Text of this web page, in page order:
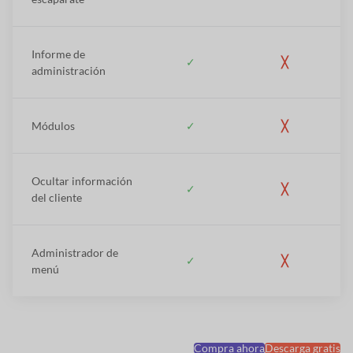
Informe de
administración
✓ ╳
Módulos ✓ ╳
Ocultar información
del cliente
✓ ╳
Administrador de
menú
✓ ╳
Compra ahoraDescarga gratis